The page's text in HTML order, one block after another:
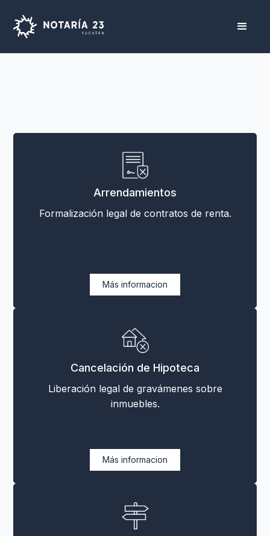
Arrendamientos
Formalización legal de contratos de renta.
Más informacion
Cancelación de Hipoteca
Liberación legal de gravámenes sobre
inmuebles.
Más informacion